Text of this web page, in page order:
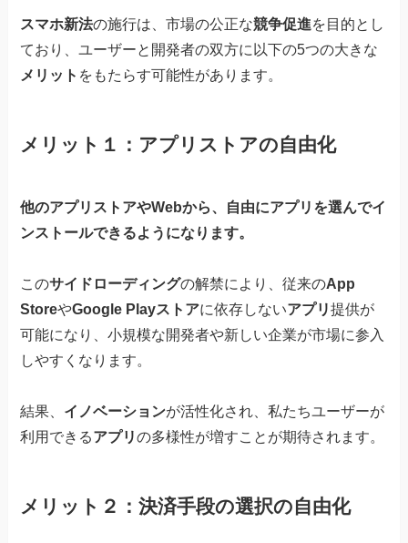
スマホ新法の施行は、市場の公正な競争促進を目的とし
ており、ユーザーと開発者の双方に以下の5つの大きな
メリット をもたらす可能性があります。
メリット１：アプリストアの自由化
他のアプリストアやWebから、自由にアプリを選んでイ
ンストールできるようになります。
このサイドローディングの解禁により、従来のApp
StoreやGoogle Playストアに依存しないアプリ提供が
可能になり、小規模な開発者や新しい企業が市場に参入
しやすくなります。
結果、 イノベーションが活性化され、私たちユーザーが
利用できるアプリの多様性が増すことが期待されます。
メリット２：決済手段の選択の自由化